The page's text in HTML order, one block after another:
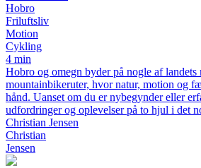
Hobro
Friluftsliv
Motion
Cykling
4 min
Hobro og omegn byder på nogle af landets
mountainbikeruter, hvor natur, motion og
hånd. Uanset om du er nybegynder eller
udfordringer og oplevelser på to hjul i det
Christian Jensen
Christian
Jensen